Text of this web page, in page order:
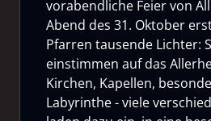
vorabendliche Feier von
Abend des 31. Oktober
Pfarren tausende Lichter:
einstimmen auf das
Kirchen, Kapellen,
Labyrinthe - viele